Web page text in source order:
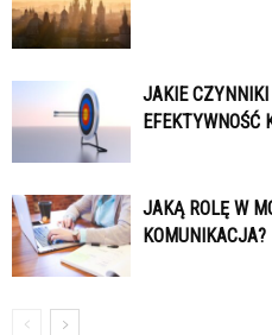
JAKIE
EFEKTYWNOŚĆ
JAKĄ ROLĘ W
KOMUNIKACJA?